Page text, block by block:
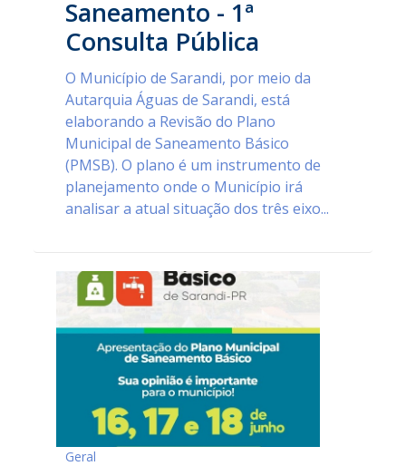
Saneamento - 1ª
Consulta Pública
O Município de Sarandi, por meio da
Autarquia Águas de Sarandi, está
elaborando a Revisão do Plano
Municipal de Saneamento Básico
(PMSB). O plano é um instrumento de
planejamento onde o Município irá
analisar a atual situação dos três eixo...
Geral